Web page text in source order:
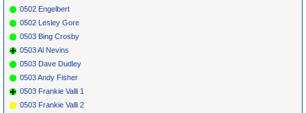
0502 Engelbert
0502 Lesley Gore
0503 Bing Crosby
0503 Al Nevins
0503 Dave Dudley
0503 Andy Fisher
0503 Frankie Valli 1
0503 Frankie Valli 2